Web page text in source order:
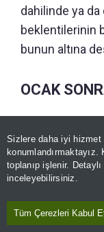
Sizlere daha iyi hizmet
toplanıp işlenir.
inceleyebilirsiniz.
Tüm Çerezleri Kabul
dahilinde ya
beklentilerinin
bunun altına
OCAK
Ahlatçı
altın
Doğu’da
fiyatlarını ve
çekmesiyle